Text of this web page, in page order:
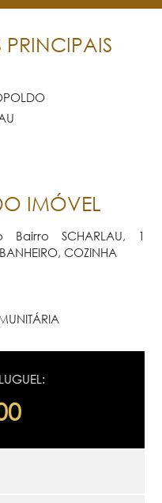
IMÓVEL
Bairro SCHARLAU, 1
COZINHA